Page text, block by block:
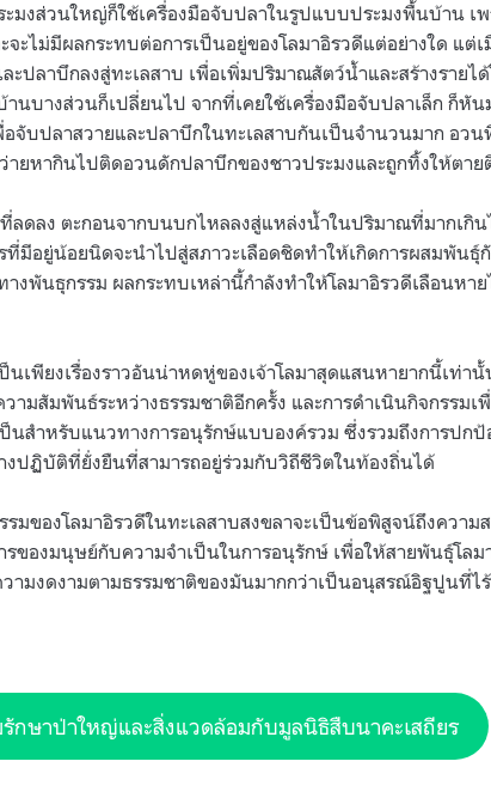
มงส่วนใหญ่ก็ใช้เครื่องมือจับปลาในรูปแบบประมงพื้นบ้าน เพ
ะไม่มีผลกระทบต่อการเป็นอยู่ของโลมาอิรวดีแต่อย่างใด แต่เ
ะปลาบึกลงสู่ทะเลสาบ เพื่อเพิ่มปริมาณสัตว์น้ำและสร้างรายไ
นบางส่วนก็เปลี่ยนไป จากที่เคยใช้เครื่องมือจับปลาเล็ก ก็หัน
จับปลาสวายและปลาบึกในทะเลสาบกันเป็นจำนวนมาก อวน
ยหากินไปติดอวนดักปลาบึกของชาวประมงและถูกทิ้งให้ตา
ลดลง ตะกอนจากบนบกไหลลงสู่แหล่งน้ำในปริมาณที่มากเกิ
มีอยู่น้อยนิดจะนำไปสู่สภาวะเลือดชิดทำให้เกิดการผสมพันธุ์
งพันธุกรรม ผลกระทบเหล่านี้กำลังทำให้โลมาอิรวดีเลือนหา
นเพียงเรื่องราวอันน่าหดหู่ของเจ้าโลมาสุดแสนหายากนี้เท่า
ามสัมพันธ์ระหว่างธรรมชาติอีกครั้ง และการดำเนินกิจกรรมเ
นสำหรับแนวทางการอนุรักษ์แบบองค์รวม ซึ่งรวมถึงการปกป้
ปฏิบัติที่ยั่งยืนที่สามารถอยู่ร่วมกับวิถีชีวิตในท้องถิ่นได้
รมของโลมาอิรวดีในทะเลสาบสงขลาจะเป็นข้อพิสูจน์ถึงความ
รของมนุษย์กับความจำเป็นในการอนุรักษ์ เพื่อให้สายพันธุ์โล
มงดงามตามธรรมชาติของมันมากกว่าเป็นอนุสรณ์อิฐปูนที่ไร้
กษาป่าใหญ่และสิ่งแวดล้อมกับมูลนิธิสืบนาคะเสถียร